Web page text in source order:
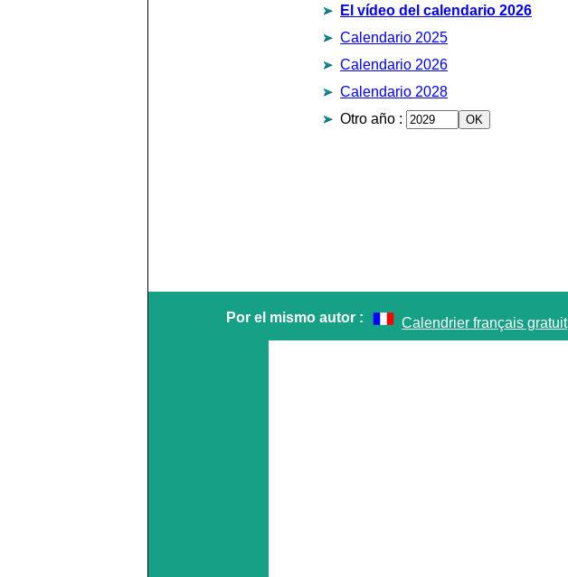
El vídeo del calendario 2026
Calendario 2025
Calendario 2026
Calendario 2028
Otro año :
Por el mismo autor : Calendrier français gratuit